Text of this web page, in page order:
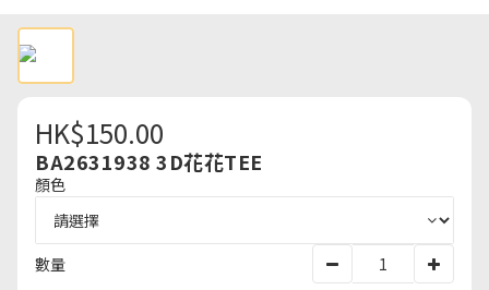
HK$150.00
BA2631938 3D花花TEE
顏色
數量